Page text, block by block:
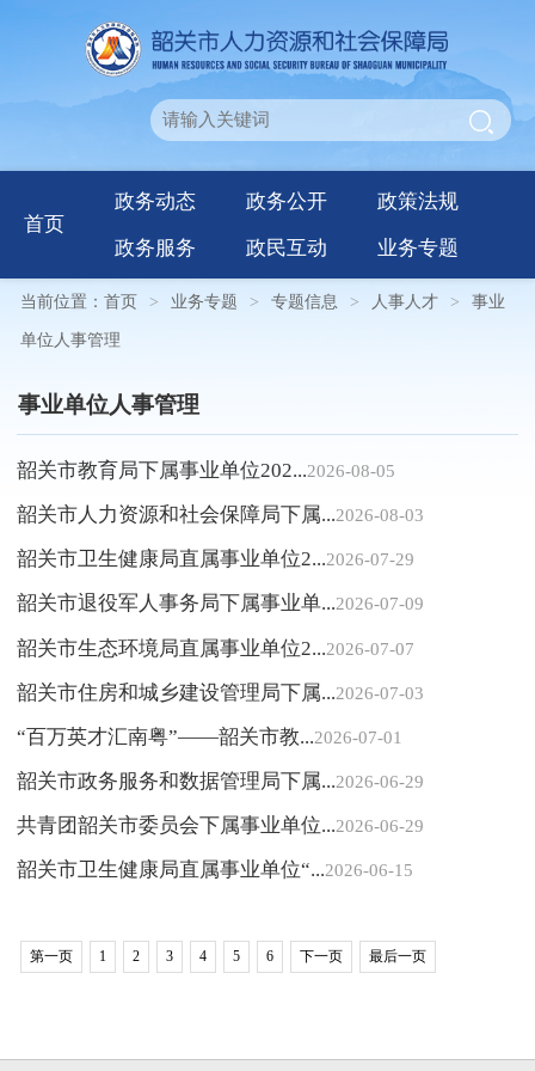
首页
政务动态 政务公开 政策法规
政务服务 政民互动 业务专题
当前位置： 首页 > 业务专题 > 专题信息 > 人事人才 > 事业
单位人事管理
事业单位人事管理
韶关市教育局下属事业单位202...2026-08-05
韶关市人力资源和社会保障局下属...2026-08-03
韶关市卫生健康局直属事业单位2...2026-07-29
韶关市退役军人事务局下属事业单...2026-07-09
韶关市生态环境局直属事业单位2...2026-07-07
韶关市住房和城乡建设管理局下属...2026-07-03
“百万英才汇南粤”——韶关市教...2026-07-01
韶关市政务服务和数据管理局下属...2026-06-29
共青团韶关市委员会下属事业单位...2026-06-29
韶关市卫生健康局直属事业单位“...2026-06-15
第一页 1 2 3 4 5 6 下一页 最后一页